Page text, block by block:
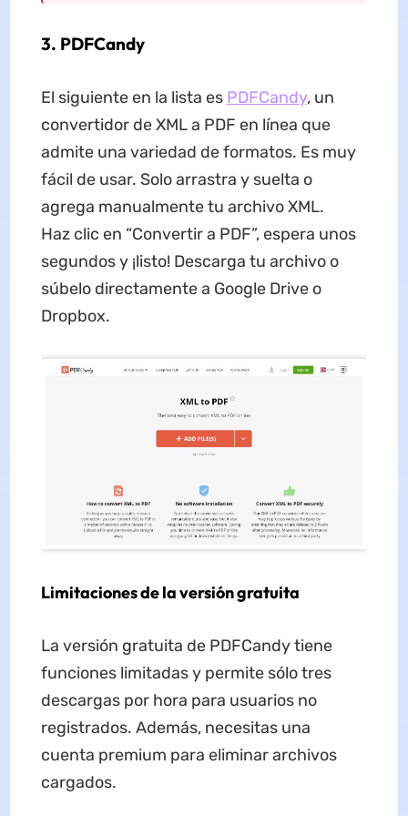
3. PDFCandy
El siguiente en la lista es PDFCandy, un
convertidor de XML a PDF en línea que
admite una variedad de formatos. Es muy
fácil de usar. Solo arrastra y suelta o
agrega manualmente tu archivo XML.
Haz clic en “Convertir a PDF”, espera unos
segundos y ¡listo! Descarga tu archivo o
súbelo directamente a Google Drive o
Dropbox.
Limitaciones de la versión gratuita
La versión gratuita de PDFCandy tiene
funciones limitadas y permite sólo tres
descargas por hora para usuarios no
registrados. Además, necesitas una
cuenta premium para eliminar archivos
cargados.